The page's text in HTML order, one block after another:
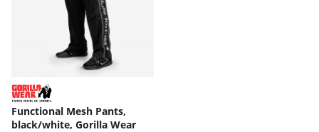
Functional Mesh Pants,
black/white, Gorilla Wear